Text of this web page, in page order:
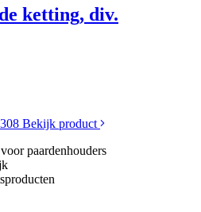
ketting, div.
Bekijk product
paardenhouders